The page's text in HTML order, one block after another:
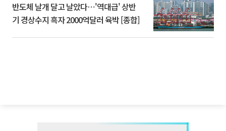
반도체 날개 달고 날았다⋯'역대급' 상반
기 경상수지 흑자 2000억달러 육박 [종합]